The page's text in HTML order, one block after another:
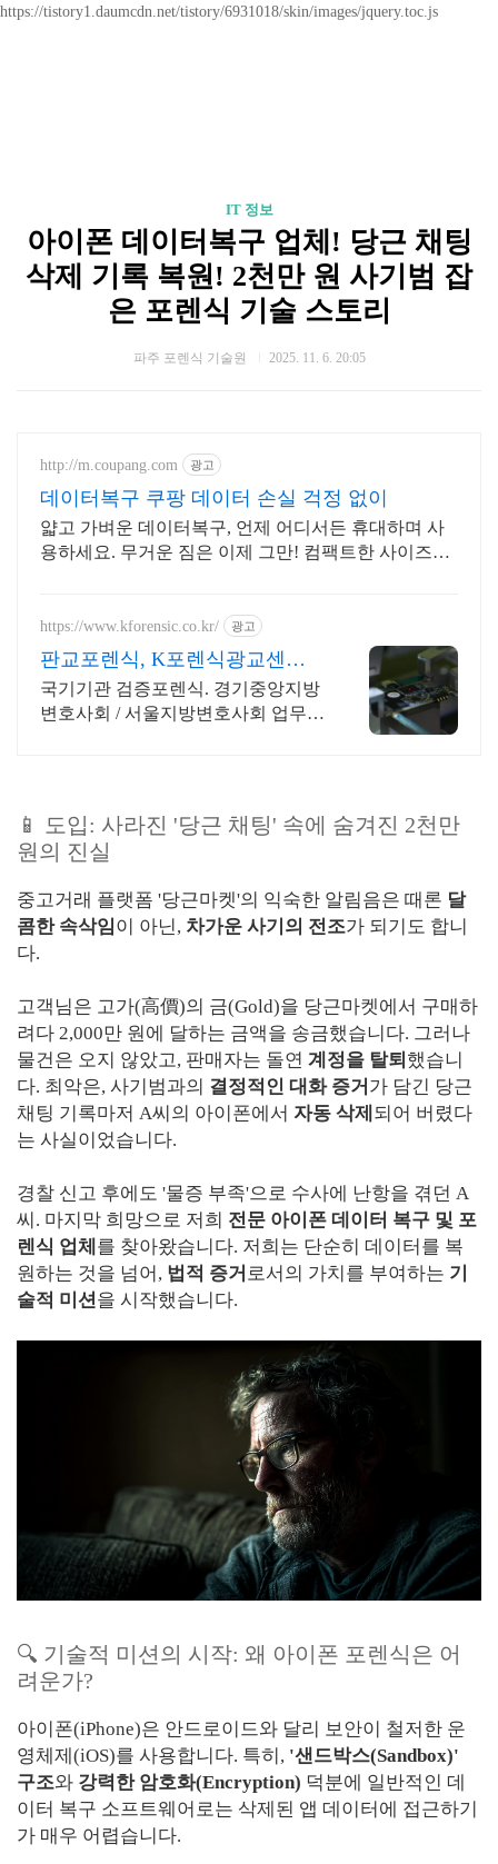
https://tistory1.daumcdn.net/tistory/6931018/skin/images/jquery.toc.js
IT 정보
아이폰 데이터복구 업체! 당근 채팅
삭제 기록 복원! 2천만 원 사기범 잡
은 포렌식 기술 스토리
파주 포렌식 기술원 2025. 11. 6. 20:05
http://m.coupang.com 광고
데이터복구 쿠팡 데이터 손실 걱정 없이
얇고 가벼운 데이터복구, 언제 어디서든 휴대하며 사
용하세요. 무거운 짐은 이제 그만! 컴팩트한 사이즈로
https://www.kforensic.co.kr/ 광고
판교포렌식, K포렌식광교센터
법원특수감정인 법원감정서발
급
국기기관 검증포렌식. 경기중앙지방
변호사회 / 서울지방변호사회 업무협
📱 도입: 사라진 '당근 채팅' 속에 숨겨진 2천만
원의 진실
중고거래 플랫폼 '당근마켓'의 익숙한 알림음은 때론 달
콤한 속삭임이 아닌, 차가운 사기의 전조가 되기도 합니
다.
고객님은 고가(高價)의 금(Gold)을 당근마켓에서 구매하
려다 2,000만 원에 달하는 금액을 송금했습니다. 그러나
물건은 오지 않았고, 판매자는 돌연 계정을 탈퇴 했습니
다. 최악은, 사기범과의 결정적인 대화 증거 가 담긴 당근
채팅 기록마저 A씨의 아이폰에서 자동 삭제 되어 버렸다
는 사실이었습니다.
경찰 신고 후에도 '물증 부족'으로 수사에 난항을 겪던 A
씨. 마지막 희망으로 저희 전문 아이폰 데이터 복구 및 포
렌식 업체 를 찾아왔습니다. 저희는 단순히 데이터를 복
원하는 것을 넘어, 법적 증거 로서의 가치를 부여하는 기
술적 미션을 시작했습니다.
🔍 기술적 미션의 시작: 왜 아이폰 포렌식은 어
려운가?
아이폰(iPhone)은 안드로이드와 달리 보안이 철저한 운
영체제(iOS)를 사용합니다. 특히, '샌드박스(Sandbox)'
구조와 강력한 암호화(Encryption) 덕분에 일반적인 데
이터 복구 소프트웨어로는 삭제된 앱 데이터에 접근하기
가 매우 어렵습니다.